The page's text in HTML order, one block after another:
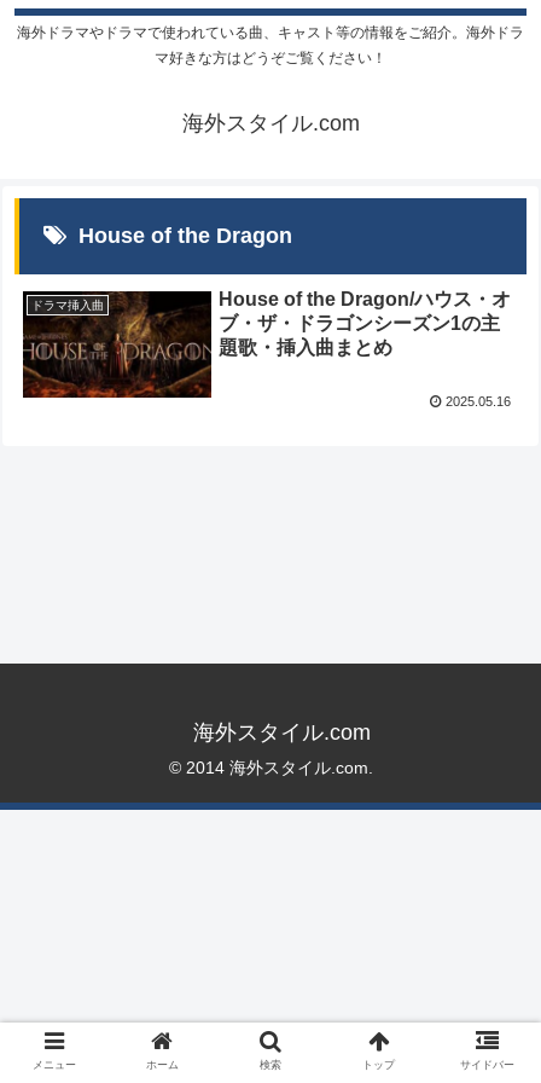
海外ドラマやドラマで使われている曲、キャスト等の情報をご紹介。海外ドラ
マ好きな方はどうぞご覧ください！
海外スタイル.com
House of the Dragon
ドラマ挿入曲
House of the Dragon/ハウス・オ
ブ・ザ・ドラゴンシーズン1の主
題歌・挿入曲まとめ
2025.05.16
海外スタイル.com
© 2014 海外スタイル.com.
メニュー ホーム 検索 トップ サイドバー